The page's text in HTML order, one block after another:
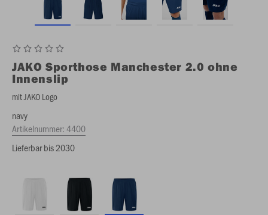
JAKO Sporthose Manchester 2.0 ohne
Innenslip
mit JAKO Logo
navy
Artikelnummer:4400
Lieferbar bis 2030